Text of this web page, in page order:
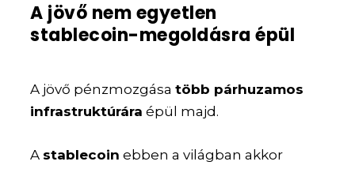
A jövő nem egyetlen
stablecoin-megoldásra épül
A jövő pénzmozgásatöbb párhuzamos
infrastruktúrára épül majd.
A stablecoin ebben a világban akkor